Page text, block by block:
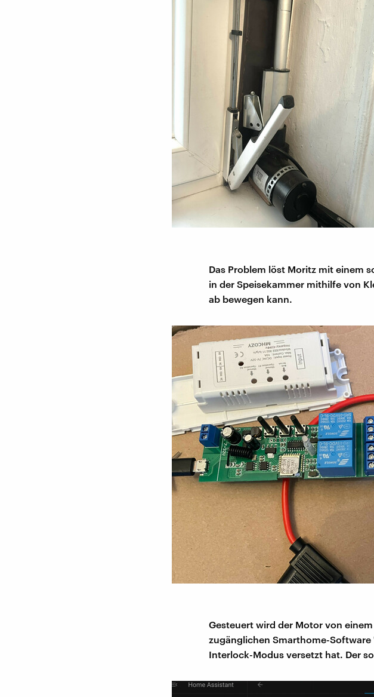
Das Problem löst Moritz mit einem
in der Speisekammer mithilfe von
ab bewegen kann.
Gesteuert wird der Motor von
zugänglichen Smarthome-
Interlock-Modus versetzt hat. Der